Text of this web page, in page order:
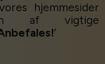
hjemmesider
af vigtige
’